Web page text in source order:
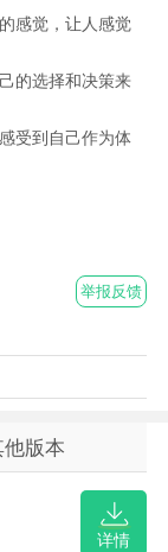
感觉，让人感觉
的选择和决策来
受到自己作为体
举报反馈
他版本
详情